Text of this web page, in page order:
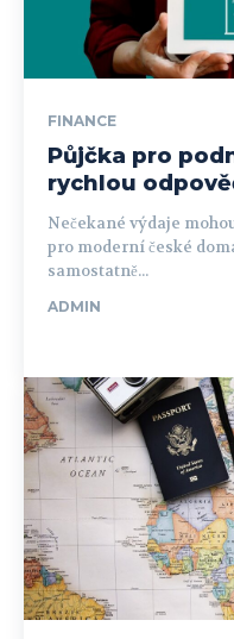
FINANCE
Půjčka pro
rychlou
Nečekané výdaje
pro moderní české
samostatně...
ADMIN